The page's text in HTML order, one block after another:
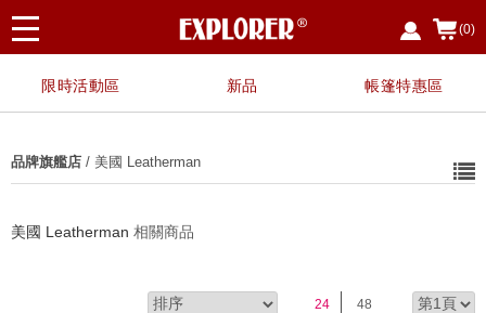
(0)
限時活動區 新品 帳篷特惠區
品牌旗艦店 / 美國 Leatherman
美國 Leatherman 相關商品
24 48